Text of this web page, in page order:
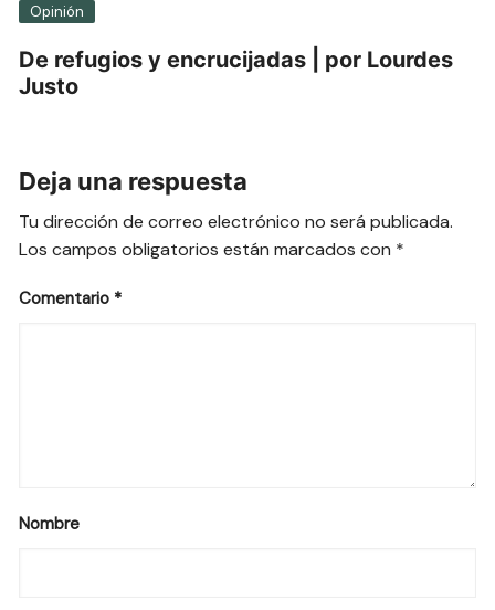
Opinión
De refugios y encrucijadas | por Lourdes
Justo
Deja una respuesta
Tu dirección de correo electrónico no será publicada.
Los campos obligatorios están marcados con *
Comentario *
Nombre